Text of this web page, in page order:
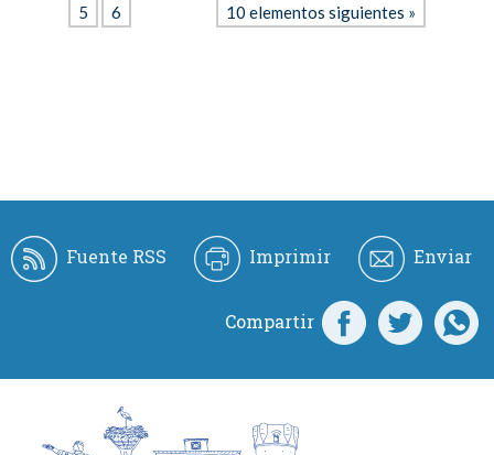
10 elementos siguientes »
5
6
Fuente RSS Imprimir Enviar
Compartir